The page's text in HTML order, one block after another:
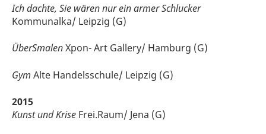
Ich dachte, Sie wären nur ein armer Schlucker
Kommunalka/ Leipzig (G)
ÜberSmalenXpon- Art Gallery/ Hamburg (G)
Gym Alte Handelsschule/ Leipzig (G)
2015
Kunst und Krise Frei.Raum/ Jena (G)